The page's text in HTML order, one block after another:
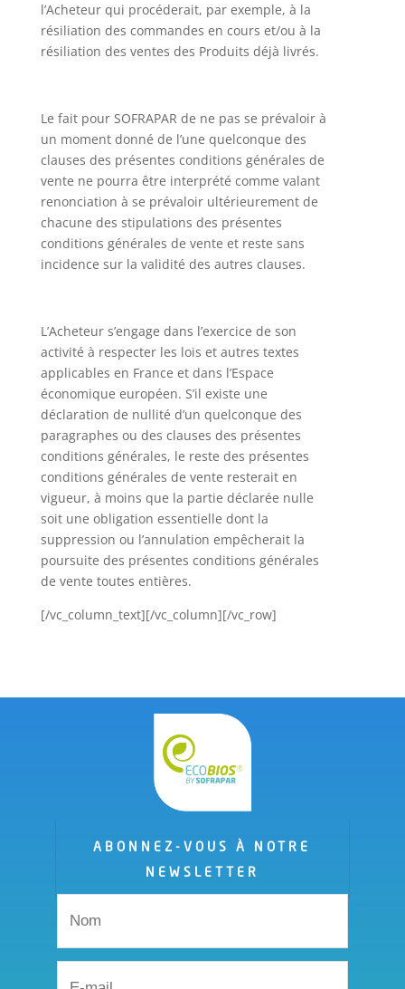
l’Acheteur qui procéderait, par exemple, à la
résiliation des commandes en cours et/ou à la
résiliation des ventes des Produits déjà livrés.
Le fait pour SOFRAPAR de ne pas se prévaloir à
un moment donné de l’une quelconque des
clauses des présentes conditions générales de
vente ne pourra être interprété comme valant
renonciation à se prévaloir ultérieurement de
chacune des stipulations des présentes
conditions générales de vente et reste sans
incidence sur la validité des autres clauses.
L’Acheteur s’engage dans l’exercice de son
activité à respecter les lois et autres textes
applicables en France et dans l’Espace
économique européen. S’il existe une
déclaration de nullité d’un quelconque des
paragraphes ou des clauses des présentes
conditions générales, le reste des présentes
conditions générales de vente resterait en
vigueur, à moins que la partie déclarée nulle
soit une obligation essentielle dont la
suppression ou l’annulation empêcherait la
poursuite des présentes conditions générales
de vente toutes entières.
[/vc_column_text][/vc_column][/vc_row]
ABONNEZ-VOUS À NOTRE
NEWSLETTER